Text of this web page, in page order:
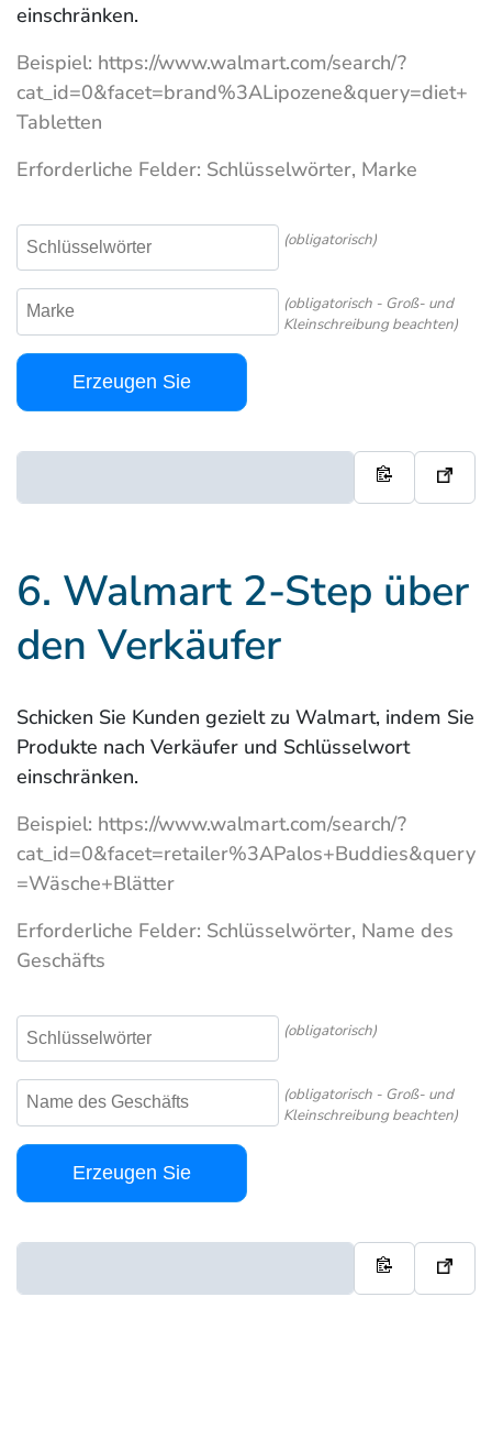
einschränken.
Beispiel: https://www.walmart.com/search/?
cat_id=0&facet=brand%3ALipozene&query=diet+
Tabletten
Erforderliche Felder: Schlüsselwörter, Marke
(obligatorisch)
(obligatorisch - Groß- und
Kleinschreibung beachten)
Erzeugen Sie
6. Walmart 2-Step über
den Verkäufer
Schicken Sie Kunden gezielt zu Walmart, indem Sie
Produkte nach Verkäufer und Schlüsselwort
einschränken.
Beispiel: https://www.walmart.com/search/?
cat_id=0&facet=retailer%3APalos+Buddies&query
=Wäsche+Blätter
Erforderliche Felder: Schlüsselwörter, Name des
Geschäfts
(obligatorisch)
(obligatorisch - Groß- und
Kleinschreibung beachten)
Erzeugen Sie